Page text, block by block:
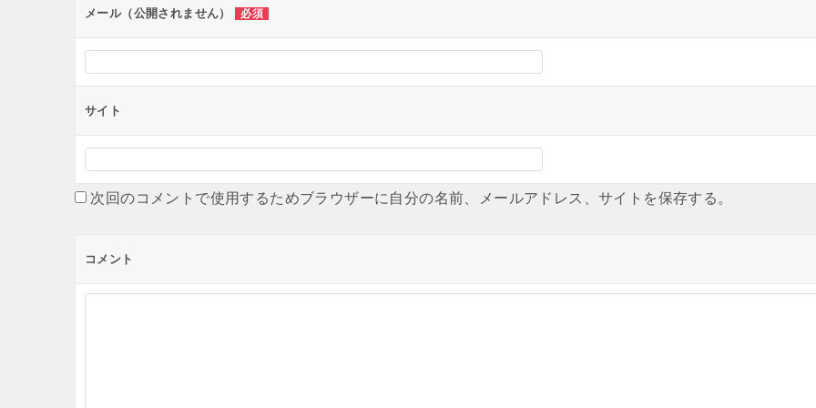
メール（公開されません） 必須
サイト
次回のコメントで使用するためブラウザーに自分の名前、メールアドレス、サイトを保存する。
コメント